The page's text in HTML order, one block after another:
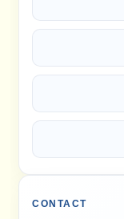
CONTACT